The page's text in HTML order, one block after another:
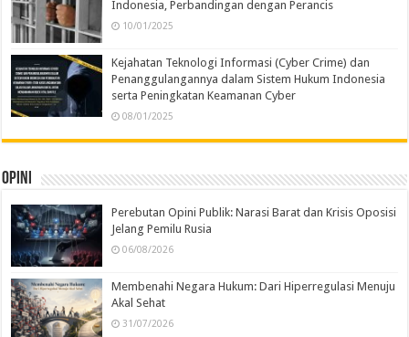
Indonesia, Perbandingan dengan Perancis
10/01/2025
Kejahatan Teknologi Informasi (Cyber Crime) dan
Penanggulangannya dalam Sistem Hukum Indonesia
serta Peningkatan Keamanan Cyber
08/01/2025
Opini
Perebutan Opini Publik: Narasi Barat dan Krisis Oposisi
Jelang Pemilu Rusia
06/08/2026
Membenahi Negara Hukum: Dari Hiperregulasi Menuju
Akal Sehat
31/07/2026